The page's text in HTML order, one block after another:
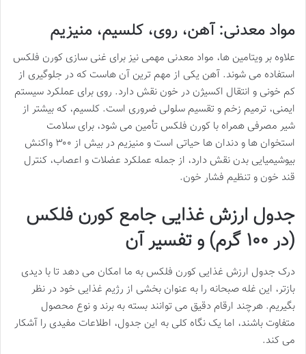
مواد معدنی: آهن، روی، کلسیم، منیزیم
علاوه بر ویتامین ها، مواد معدنی مهمی نیز برای غنی سازی کورن فلکس
استفاده می شوند. آهن یکی از مهم ترین آن هاست که در جلوگیری از
کم خونی و انتقال اکسیژن در خون نقش دارد. روی برای عملکرد سیستم
ایمنی، ترمیم زخم و تقسیم سلولی ضروری است. کلسیم، که بیشتر از
شیر مصرفی همراه با کورن فلکس تأمین می شود، برای سلامت
استخوان ها و دندان ها حیاتی است و منیزیم در بیش از ۳۰۰ واکنش
بیوشیمیایی بدن نقش دارد، از جمله عملکرد عضلات و اعصاب، کنترل
قند خون و تنظیم فشار خون.
جدول ارزش غذایی جامع کورن فلکس
(در ۱۰۰ گرم) و تفسیر آن
درک جدول ارزش غذایی کورن فلکس به ما امکان می دهد تا با دیدی
بازتر، این غله صبحانه را به عنوان بخشی از رژیم غذایی خود در نظر
بگیریم. هرچند ارقام دقیق می توانند بسته به برند و نوع محصول
متفاوت باشند، اما یک نگاه کلی به این جدول، اطلاعات مفیدی را آشکار
می کند.